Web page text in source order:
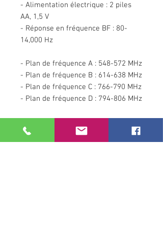
- Alimentation électrique : 2 piles
AA, 1,5 V
- Réponse en fréquence BF : 80-
14,000 Hz
- Plan de fréquence A : 548-572 MHz
- Plan de fréquence B : 614-638 MHz
- Plan de fréquence C : 766-790 MHz
- Plan de fréquence D : 794-806 MHz